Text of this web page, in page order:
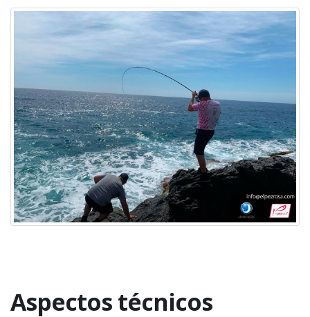
Aspectos técnicos